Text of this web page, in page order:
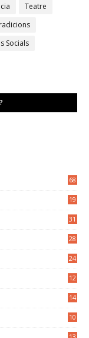
Teatre
Socials
68
19
31
28
24
12
14
10